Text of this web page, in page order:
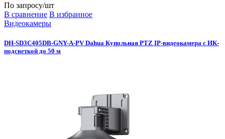
По запросу/шт
В сравнение В избранное
Видеокамеры
DH-SD3C405DB-GNY-A-PV Dahua Купольная PTZ IP-видеокамера с ИК-
подсветкой до 50 м